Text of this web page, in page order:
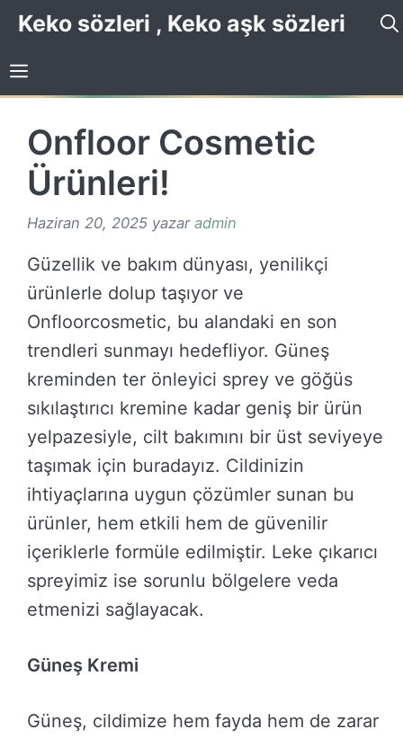
İçeriğe
Keko sözleri , Keko aşk sözleri
Onfloor Cosmetic
Ürünleri!
Haziran 20, 2025 yazar admin
Güzellik ve bakım dünyası, yenilikçi
ürünlerle dolup taşıyor ve
Onfloorcosmetic, bu alandaki en son
trendleri sunmayı hedefliyor. Güneş
kreminden ter önleyici sprey ve göğüs
sıkılaştırıcı kremine kadar geniş bir ürün
yelpazesiyle, cilt bakımını bir üst seviyeye
taşımak için buradayız. Cildinizin
ihtiyaçlarına uygun çözümler sunan bu
ürünler, hem etkili hem de güvenilir
içeriklerle formüle edilmiştir. Leke çıkarıcı
spreyimiz ise sorunlu bölgelere veda
etmenizi sağlayacak.
Güneş Kremi
Güneş, cildimize hem fayda hem de zarar